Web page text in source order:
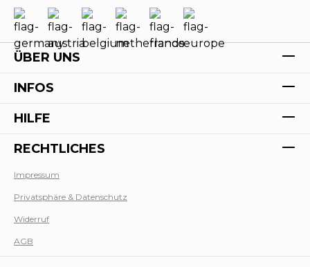
ÜBER UNS
INFOS
HILFE
RECHTLICHES
Impressum
Privatsphäre & Datenschutz
Widerruf
AGB